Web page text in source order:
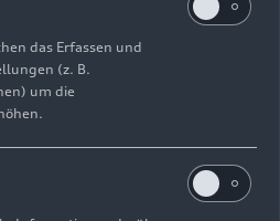
Hinweisgebersystem
das Erfassen und
(z. B.
um die